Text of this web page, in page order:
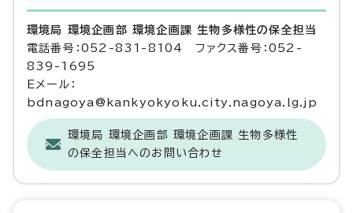
環境局 環境企画部 環境企画課 生物多様性の保全担当
電話番号：052-831-8104 ファクス番号：052-
839-1695
Eメール：
bdnagoya@kankyokyoku.city.nagoya.lg.jp
環境局 環境企画部 環境企画課 生物多様性
の保全担当へのお問い合わせ